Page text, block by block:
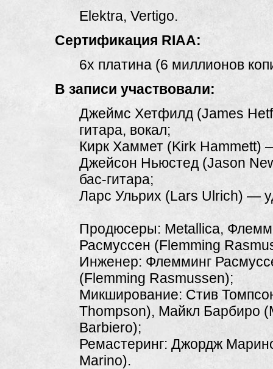
Elektra, Vertigo.
Сертификация RIAA:
6x платина (6 миллионов
В записи участвовали:
Джеймс Хетфилд (James
гитара, вокал;
Кирк Хаммет (Kirk Hammett)
Джейсон Ньюстед (Jason
бас-гитара;
Ларс Ульрих (Lars Ulrich) —
Продюсеры: Metallica,
Расмуссен (Flemming
Инженер: Флемминг
(Flemming Rasmussen);
Микширование: Стив
Thompson), Майкл Барбиро
Barbiero);
Ремастеринг: Джордж
Marino).